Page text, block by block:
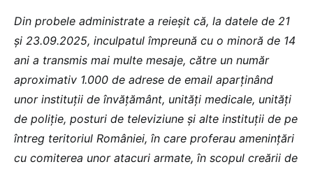
Din probele administrate a reieșit că, la datele de 21
și 23.09.2025, inculpatul împreună cu o minoră de 14
ani a transmis mai multe mesaje, către un număr
aproximativ 1.000 de adrese de email aparținând
unor instituții de învățământ, unități medicale, unități
de poliție, posturi de televiziune și alte instituții de pe
întreg teritoriul României, în care proferau amenințări
cu comiterea unor atacuri armate, în scopul creării de